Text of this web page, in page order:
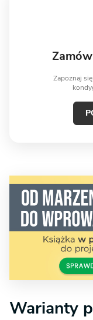
Zapoznaj
Warianty